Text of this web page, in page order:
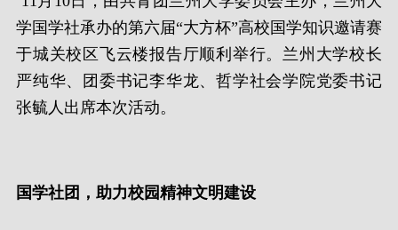
学国学社承办的第六届“大方杯”高校国学知识邀请赛
于城关校区飞云楼报告厅顺利举行。兰州大学校长
严纯华、团委书记李华龙、哲学社会学院党委书记
张毓人出席本次活动。
国学社团，助力校园精神文明建设